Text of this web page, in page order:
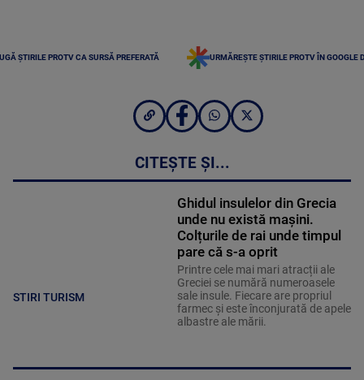
ȘTIRILE PROTV CA SURSĂ PREFERATĂ URMĂREȘTE ȘTIRILE PROTV ÎN GOOGLE
CITEȘTE ȘI...
STIRI TURISM
Ghidul insulelor din Grecia
unde nu există mașini.
Colțurile de rai unde timpul
pare că s-a oprit
Printre cele mai mari atracții ale
Greciei se numără numeroasele
sale insule. Fiecare are propriul
farmec și este înconjurată de apele
albastre ale mării.